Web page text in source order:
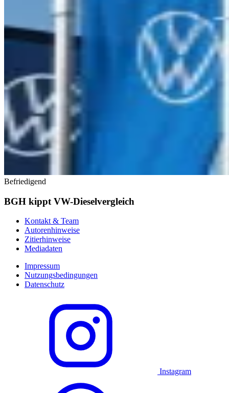
Befriedigend
BGH kippt VW-Dieselvergleich
Kontakt & Team
Autorenhinweise
Zitierhinweise
Mediadaten
Impressum
Nutzungsbedingungen
Datenschutz
Instagram